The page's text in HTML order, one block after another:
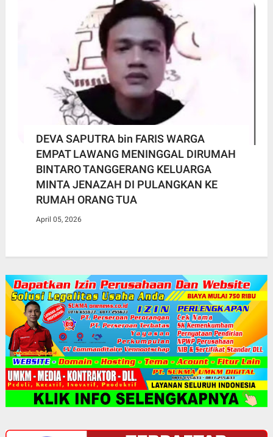
DEVA SAPUTRA bin FARIS WARGA
EMPAT LAWANG MENINGGAL DIRUMAH
BINTARO TANGGERANG KELUARGA
MINTA JENAZAH DI PULANGKAN KE
RUMAH ORANG TUA
April 05, 2026